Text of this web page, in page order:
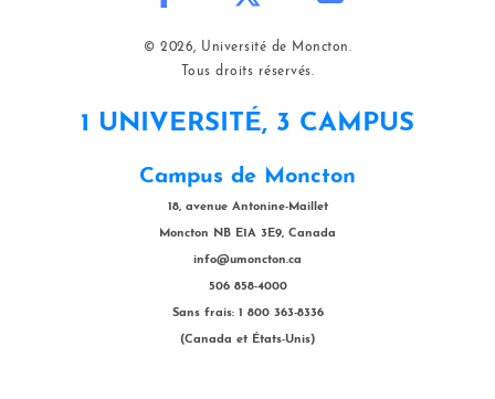
© 2026, Université de Moncton.
Tous droits réservés.
1 UNIVERSITÉ, 3 CAMPUS
Campus de Moncton
18, avenue Antonine-Maillet
Moncton NB E1A 3E9, Canada
info@umoncton.ca
506 858-4000
Sans frais: 1 800 363-8336
(Canada et États-Unis)